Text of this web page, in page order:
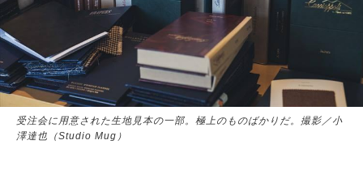
受注会に用意された生地見本の一部。極上のものばかりだ。撮影／小
澤達也（Studio Mug）